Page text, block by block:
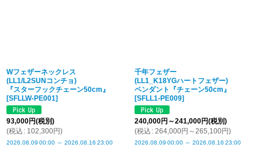
Wフェザーネックレス
(LL1/L2SUNコンチョ)
『スターフックチェーン50cm』
[SFLLW-PE001]
93,000円(税別)
(税込 : 102,300円)
2026.08.09 00:00 ～ 2026.08.16 23:00
千年フェザー
(LL1_K18YGハートフェザー)
ペンダント『チェーン50cm』
[SFLL1-PE009]
240,000円 ～241,000円(税別)
(税込 : 264,000円 ～265,100円)
2026.08.09 00:00 ～ 2026.08.16 23:00